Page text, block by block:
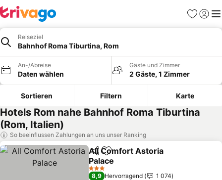
Favoriten
Reiseziel
Bahnhof Roma Tiburtina, Rom
An-/Abreise
Daten wählen
Gäste und Zimmer
2 Gäste, 1 Zimmer
Sortieren Filtern Karte
Hotels Rom nahe Bahnhof Roma Tiburtina
(Rom, Italien)
So beeinflussen Zahlungen an uns unser Ranking
TeilenZu Favoriten hinzufügen
All Comfort Astoria
Palace
Preise sehen
3 Sterne
8,9 Hervorragend
1 074